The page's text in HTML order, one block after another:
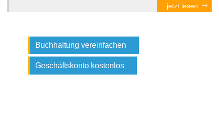
jetzt lesen
Buchhaltung vereinfachen
Geschäftskonto kostenlos